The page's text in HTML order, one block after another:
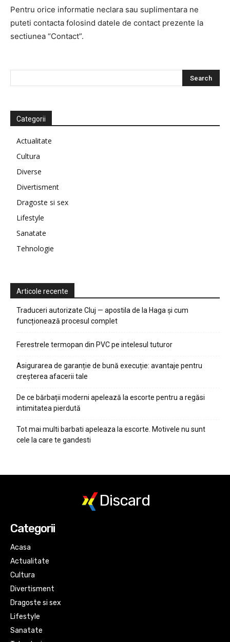
Pentru orice informatie neclara sau suplimentara ne
puteti contacta folosind datele de contact prezente la
sectiunea “Contact”.
Categorii
Actualitate
Cultura
Diverse
Divertisment
Dragoste si sex
Lifestyle
Sanatate
Tehnologie
Articole recente
Traduceri autorizate Cluj — apostila de la Haga și cum
funcționează procesul complet
Ferestrele termopan din PVC pe intelesul tuturor
Asigurarea de garanție de bună execuție: avantaje pentru
creșterea afacerii tale
De ce bărbații moderni apelează la escorte pentru a regăsi
intimitatea pierdută
Tot mai multi barbati apeleaza la escorte. Motivele nu sunt
cele la care te gandesti
Discard
Categorii
Acasa
Actualitate
Cultura
Divertisment
Dragoste si sex
Lifestyle
Sanatate